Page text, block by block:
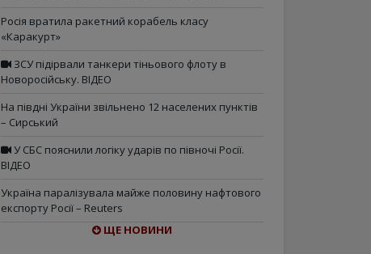
Росія вратила ракетний корабель класу
«Каракурт»
ЗСУ підірвали танкери тіньового флоту в
Новоросійську. ВІДЕО
На півдні України звільнено 12 населених пунктів
– Сирський
У СБС пояснили логіку ударів по півночі Росії.
ВІДЕО
Україна паралізувала майже половину нафтового
експорту Росії – Reuters
ЩЕ НОВИНИ